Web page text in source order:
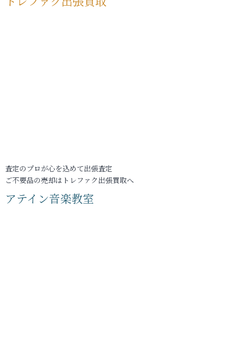
査定のプロが心を込めて出張査定
ご不要品の売却はトレファク出張買取へ
アテイン音楽教室